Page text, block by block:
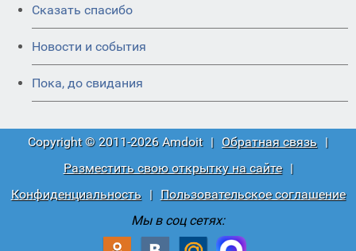
Сказать спасибо
Новости и события
Пока, до свидания
Copyright © 2011-2026 Amdoit | Обратная связь |
Разместить свою открытку на сайте
|
Конфиденциальность
|
Пользовательское соглашение
Мы в соц сетях: